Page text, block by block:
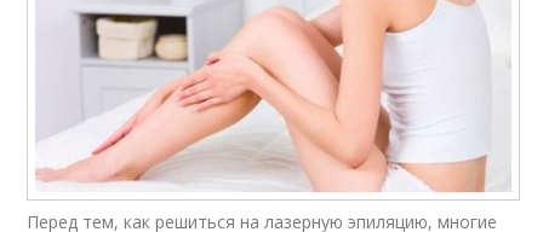
Перед тем, как решиться на лазерную эпиляцию, многие